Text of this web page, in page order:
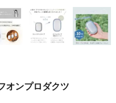
オンプロダクツ